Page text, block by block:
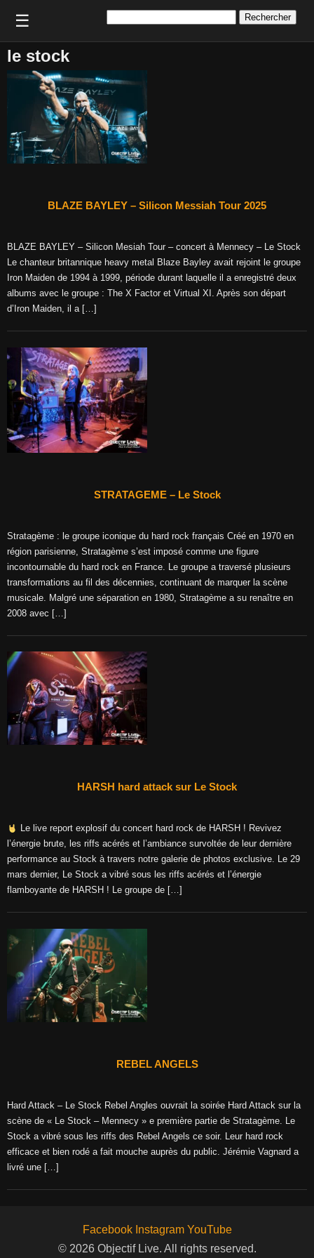
☰
le stock
BLAZE BAYLEY – Silicon Messiah Tour 2025
BLAZE BAYLEY – Silicon Mesiah Tour – concert à Mennecy – Le Stock
Le chanteur britannique heavy metal Blaze Bayley avait rejoint le groupe
Iron Maiden de 1994 à 1999, période durant laquelle il a enregistré deux
albums avec le groupe : The X Factor et Virtual XI. Après son départ
d’Iron Maiden, il a […]
STRATAGEME – Le Stock
Stratagème : le groupe iconique du hard rock français Créé en 1970 en
région parisienne, Stratagème s’est imposé comme une figure
incontournable du hard rock en France. Le groupe a traversé plusieurs
transformations au fil des décennies, continuant de marquer la scène
musicale. Malgré une séparation en 1980, Stratagème a su renaître en
2008 avec […]
HARSH hard attack sur Le Stock
Le live report explosif du concert hard rock de HARSH ! Revivez
l’énergie brute, les riffs acérés et l’ambiance survoltée de leur dernière
performance au Stock à travers notre galerie de photos exclusive. Le 29
mars dernier, Le Stock a vibré sous les riffs acérés et l’énergie
flamboyante de HARSH ! Le groupe de […]
REBEL ANGELS
Hard Attack – Le Stock Rebel Angles ouvrait la soirée Hard Attack sur la
scène de « Le Stock – Mennecy » e première partie de Stratagème. Le
Stock a vibré sous les riffs des Rebel Angels ce soir. Leur hard rock
efficace et bien rodé a fait mouche auprès du public. Jérémie Vagnard a
livré une […]
Facebook Instagram YouTube
© 2026 Objectif Live. All rights reserved.